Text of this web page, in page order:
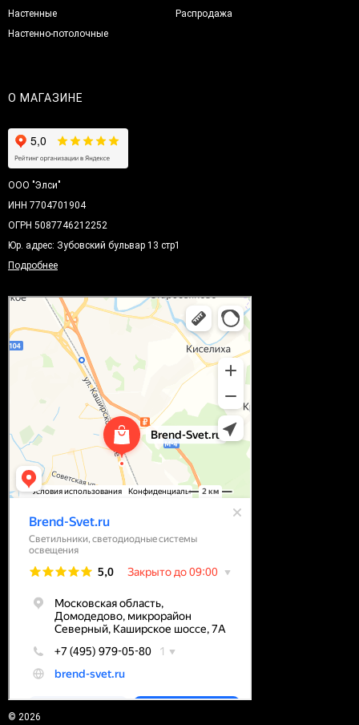
Настенные
Настенно-потолочные
Распродажа
О МАГАЗИНЕ
ООО "Элси"
ИНН 7704701904
ОГРН 5087746212252
Юр. адрес: Зубовский бульвар 13 стр1
Подробнее
© 2026